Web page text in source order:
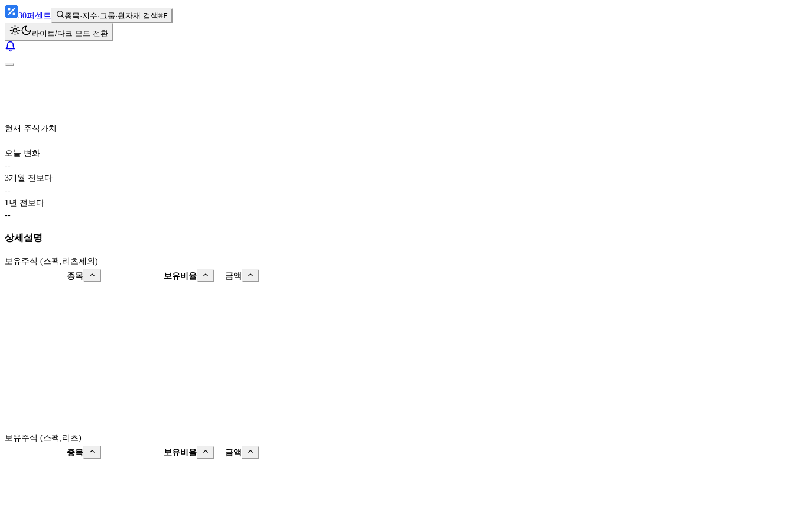
30퍼센트 종목·지수·그룹·원자재 검색⌘F
라이트/다크 모드 전환
현재 주식가치
오늘 변화
--
3개월 전보다
--
1년 전보다
--
상세설명
보유주식 (스팩,리츠제외)
종목
보유비율 금액
보유주식 (스팩,리츠)
종목
보유비율 금액